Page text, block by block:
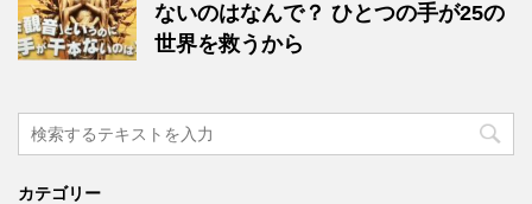
ないのはなんで？ ひとつの手が25の
世界を救うから
カテゴリー